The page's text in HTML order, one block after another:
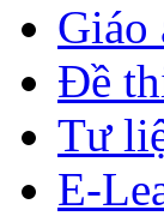
Giáo
Đề
Tư
E-